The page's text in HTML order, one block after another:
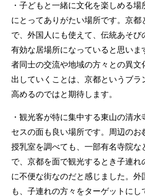
・子どもと一緒に文化を楽しめる
にとってありがたい場所です。京都
で、外国人にも使えて、伝統あそび
有効な居場所になっていると思いま
者同士の交流や地域の方々との異文
出していくことは、京都というブラ
高めるのではと期待します。
・観光客が特に集中する東山の清
セスの面も良い場所です。周辺のお
授乳室を調べても、一部有名寺院な
で、京都を面で観光するとき子連れ
に不便な街なのだと感じました。外
も、子連れの方々をターゲットにし